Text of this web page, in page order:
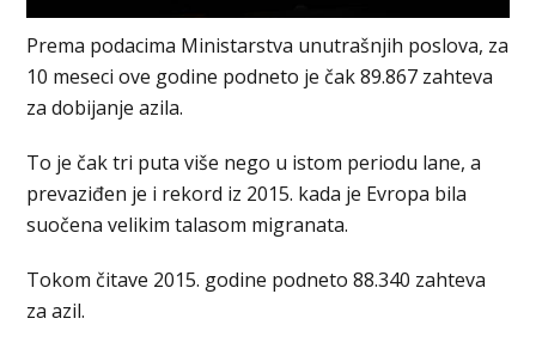
Prema podacima Ministarstva unutrašnjih poslova, za
10 meseci ove godine podneto je čak 89.867 zahteva
za dobijanje azila.
To je čak tri puta više nego u istom periodu lane, a
prevaziđen je i rekord iz 2015. kada je Evropa bila
suočena velikim talasom migranata.
Tokom čitave 2015. godine podneto 88.340 zahteva
za azil.